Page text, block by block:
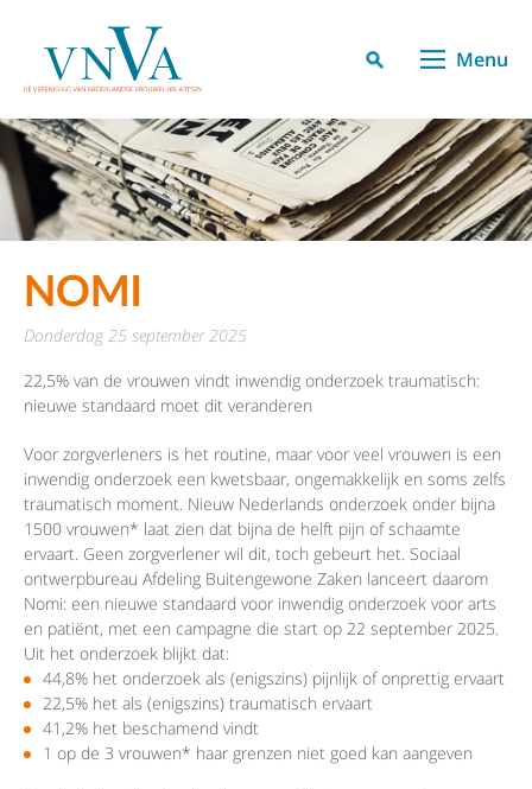
Menu
NOMI
donderdag 25 september 2025
22,5% van de vrouwen vindt inwendig onderzoek traumatisch:
nieuwe standaard moet dit veranderen
Voor zorgverleners is het routine, maar voor veel vrouwen is een
inwendig onderzoek een kwetsbaar, ongemakkelijk en soms zelfs
traumatisch moment. Nieuw Nederlands onderzoek onder bijna
1500 vrouwen* laat zien dat bijna de helft pijn of schaamte
ervaart. Geen zorgverlener wil dit, toch gebeurt het. Sociaal
ontwerpbureau Afdeling Buitengewone Zaken lanceert daarom
Nomi: een nieuwe standaard voor inwendig onderzoek voor arts
en patiënt, met een campagne die start op 22 september 2025.
Uit het onderzoek blijkt dat:
44,8% het onderzoek als (enigszins) pijnlijk of onprettig ervaart
22,5% het als (enigszins) traumatisch ervaart
41,2% het beschamend vindt
1 op de 3 vrouwen* haar grenzen niet goed kan aangeven